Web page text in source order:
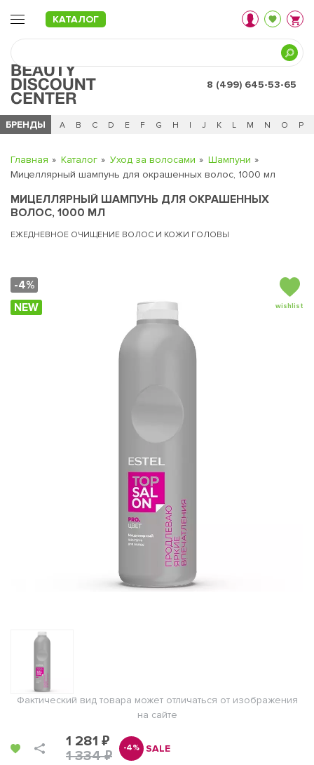
КАТАЛОГ
8 (499) 645-53-65
БРЕНДЫ
Ч 0 - 9 A B C D E F G H I J K L M N O P
Главная Каталог Уход за волосами
Шампуни
Мицеллярный шампунь для окрашенных волос, 1000 мл
МИЦЕЛЛЯРНЫЙ ШАМПУНЬ ДЛЯ ОКРАШЕННЫХ
ВОЛОС, 1000 МЛ
ЕЖЕДНЕВНОЕ ОЧИЩЕНИЕ ВОЛОС И КОЖИ ГОЛОВЫ
-4%
NEW
wishlist
Фактический вид товара может отличаться от изображения
на сайте
1 281 ₽
1 334 ₽
-4% SALE